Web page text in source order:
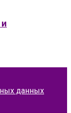
данных